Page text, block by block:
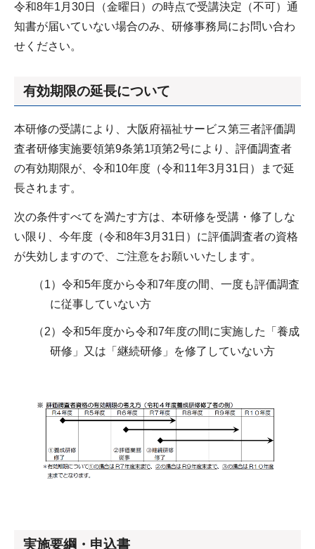
令和8年1月30日（金曜日）の時点で受講決定（不可）通
知書が届いていない場合のみ、研修事務局にお問い合わ
せください。
有効期限の延長について
本研修の受講により、大阪府福祉サービス第三者評価調
査者研修実施要領第9条第1項第2号により、評価調査者
の有効期限が、令和10年度（令和11年3月31日）まで延
長されます。
次の条件すべてを満たす方は、本研修を受講・修了しな
い限り、今年度（令和8年3月31日）に評価調査者の資格
が失効しますので、ご注意をお願いいたします。
（1）令和5年度から令和7年度の間、一度も評価調査
に従事していない方
（2）令和5年度から令和7年度の間に実施した「養成
研修」又は「継続研修」を修了していない方
実施要綱・申込書